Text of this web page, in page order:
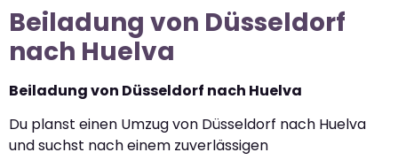
Beiladung von Düsseldorf
nach Huelva
Beiladung von Düsseldorf nach Huelva
Du planst einen Umzug von Düsseldorf nach Huelva
und suchst nach einem zuverlässigen